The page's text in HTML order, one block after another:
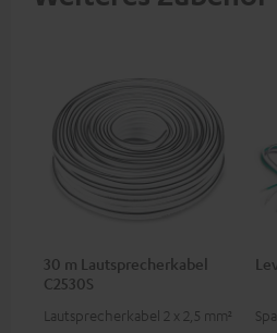
30 m Lautsprecherkabel
C2530S
Lautsprecherkabel 2 x 2,5 mm²